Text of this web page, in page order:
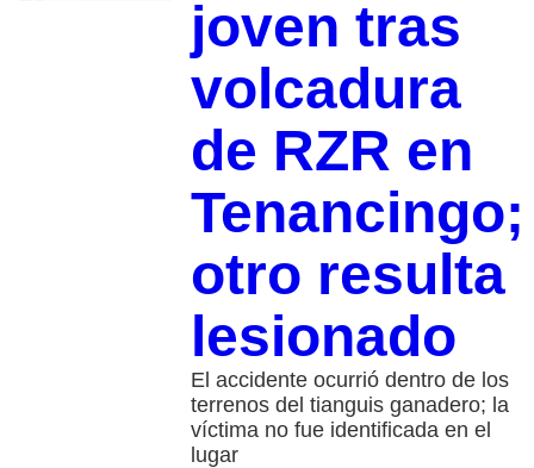
joven tras
volcadura
de RZR en
Tenancingo;
otro resulta
lesionado
El accidente ocurrió dentro de los
terrenos del tianguis ganadero; la
víctima no fue identificada en el
lugar